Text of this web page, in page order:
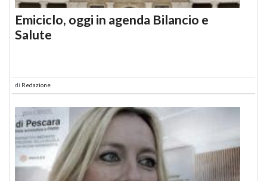
Emiciclo, oggi in agenda Bilancio e
Salute
di Redazione